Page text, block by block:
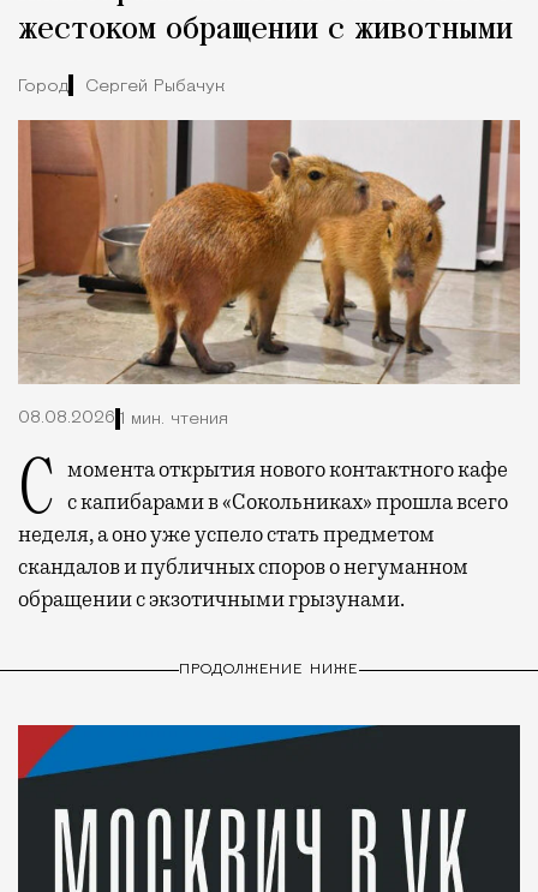
жестоком обращении с животными
Город Сергей Рыбачук
08.08.2026 1 мин. чтения
С момента открытия нового контактного кафе с капибарами в «Сокольниках» прошла всего
неделя, а оно уже успело стать предметом
скандалов и публичных споров о негуманном
обращении с экзотичными грызунами.
ПРОДОЛЖЕНИЕ НИЖЕ